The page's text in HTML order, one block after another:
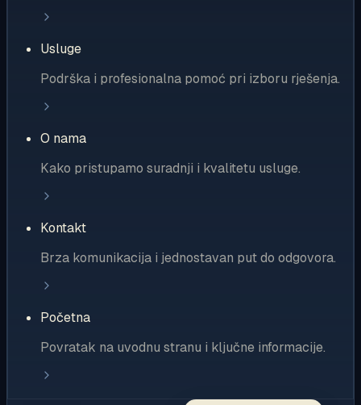
Usluge
Podrška i profesionalna pomoć pri izboru rješenja.
O nama
Kako pristupamo suradnji i kvalitetu usluge.
Kontakt
Brza komunikacija i jednostavan put do odgovora.
Početna
Povratak na uvodnu stranu i ključne informacije.